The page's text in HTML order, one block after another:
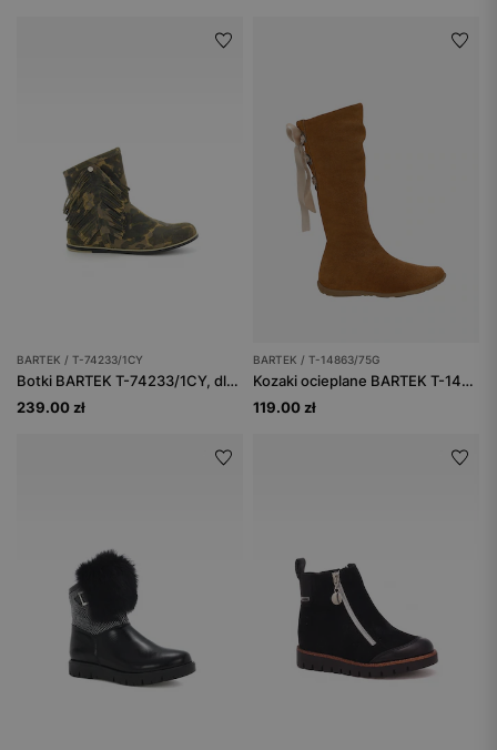
BARTEK / T-74233/1CY
Botki BARTEK T-74233/1CY, dla dziewcząt, moro
239.00 zł
BARTEK / T-14863/75G
Kozaki ocieplane BARTEK T-14863/75G, dla dziewcząt, brązowy
119.00 zł